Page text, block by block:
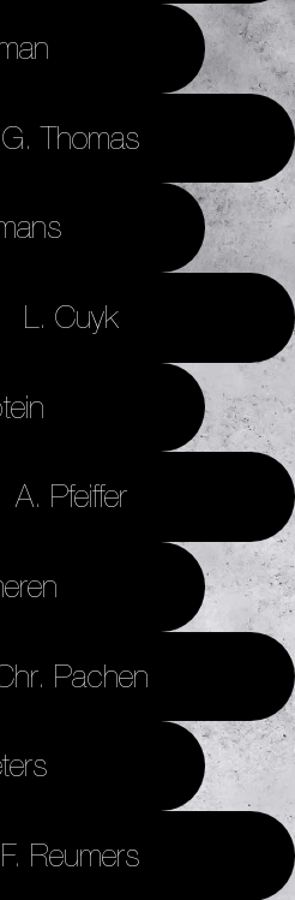
G. Thomas
L. Cuyk
A. Pfeiffer
Pachen
F. Reumers